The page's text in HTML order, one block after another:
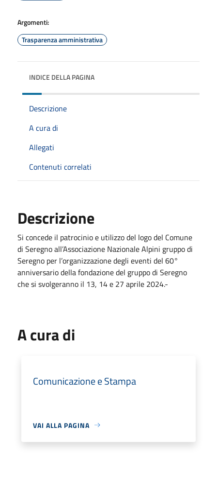
Argomenti:
Trasparenza amministrativa
INDICE DELLA PAGINA
Descrizione
A cura di
Allegati
Contenuti correlati
Descrizione
Si concede il patrocinio e utilizzo del logo del Comune
di Seregno all’Associazione Nazionale Alpini gruppo di
Seregno per l’organizzazione degli eventi del 60°
anniversario della fondazione del gruppo di Seregno
che si svolgeranno il 13, 14 e 27 aprile 2024.-
A cura di
Comunicazione e Stampa
VAI ALLA PAGINA